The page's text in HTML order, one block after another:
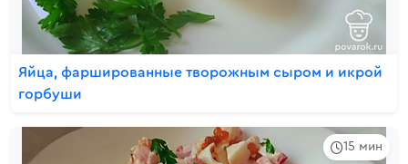
Яйца, фаршированные творожным сыром и икрой
горбуши
15 мин